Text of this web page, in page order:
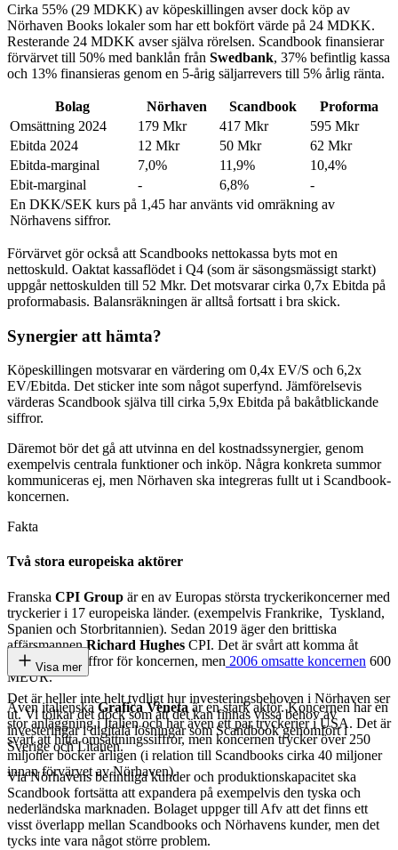
Cirka 55% (29 MDKK) av köpeskillingen avser dock köp av
Nörhaven Books lokaler som har ett bokfört värde på 24 MDKK.
Resterande 24 MDKK avser själva rörelsen. Scandbook finansierar
förvärvet till 50% med banklån från Swedbank, 37% befintlig kassa
och 13% finansieras genom en 5-årig säljarrevers till 5% årlig ränta.
Bolag Nörhaven Scandbook
Proforma
Omsättning 2024
179 Mkr 417 Mkr
595 Mkr
Ebitda 2024
12 Mkr 50 Mkr
62 Mkr
Ebitda-marginal
7,0% 11,9%
10,4%
Ebit-marginal
- 6,8%
-
En DKK/SEK kurs på 1,45 har använts vid omräkning av
Nörhavens siffror.
Förvärvet gör också att Scandbooks nettokassa byts mot en
nettoskuld. Oaktat kassaflödet i Q4 (som är säsongsmässigt starkt)
uppgår nettoskulden till 52 Mkr. Det motsvarar cirka 0,7x Ebitda på
proformabasis. Balansräkningen är alltså fortsatt i bra skick.
Synergier att hämta?
Köpeskillingen motsvarar en värdering om 0,4x EV/S och 6,2x
EV/Ebitda. Det sticker inte som något superfynd. Jämförelsevis
värderas Scandbook själva till cirka 5,9x Ebitda på bakåtblickande
siffror.
Däremot bör det gå att utvinna en del kostnadssynergier, genom
exempelvis centrala funktioner och inköp. Några konkreta summor
kommuniceras ej, men Nörhaven ska integreras fullt ut i Scandbook-
koncernen.
Fakta
Två stora europeiska aktörer
Franska CPI Group är en av Europas största tryckerikoncerner med
tryckerier i 17 europeiska länder. (exempelvis Frankrike, Tyskland,
Spanien och Storbritannien). Sedan 2019 äger den brittiska
affärsmannenRichard Hughes CPI. Det är svårt att komma åt
uppdaterade siffror för koncernen, men 2006 omsatte koncernen 600
MEUR.
Även italienskaGrafica Venetaär en stark aktör. Koncernen har en
stor anläggning i Italien och har även ett par tryckerier i USA. Det är
svårt att hitta omsättningssiffror, men koncernen trycker över 250
miljoner böcker årligen (i relation till Scandbooks cirka 40 miljoner
innan förvärvet av Nörhaven).
Visa mer
Det är heller inte helt tydligt hur investeringsbehoven i Nörhaven ser
ut. Vi tolkar det dock som att det kan finnas vissa behov av
investeringar i digitala lösningar som Scandbook genomfört i
Sverige och Litauen.
Via Nörhavens befintliga kunder och produktionskapacitet ska
Scandbook fortsätta att expandera på exempelvis den tyska och
nederländska marknaden. Bolaget uppger till Afv att det finns ett
visst överlapp mellan Scandbooks och Nörhavens kunder, men det
tycks inte vara något större problem.